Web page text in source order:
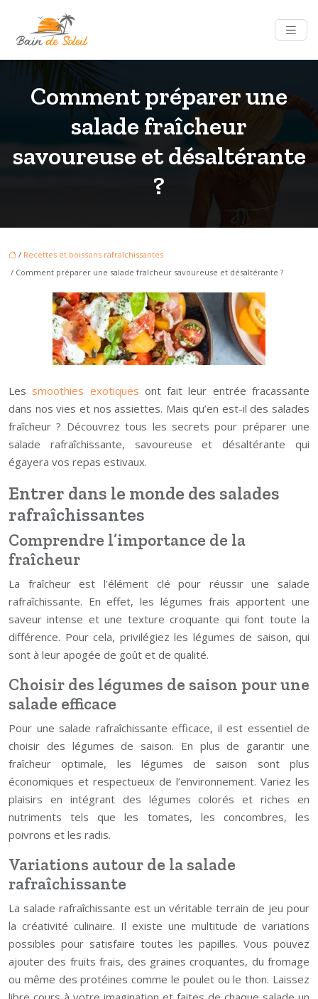
Comment préparer une
salade fraîcheur
savoureuse et désaltérante
?
/ Recettes et boissons rafraîchissantes
/ Comment préparer une salade fraîcheur savoureuse et désaltérante ?
Les smoothies exotiques ont fait leur entrée fracassante
dans nos vies et nos assiettes. Mais qu’en est-il des salades
fraîcheur ? Découvrez tous les secrets pour préparer une
salade rafraîchissante, savoureuse et désaltérante qui
égayera vos repas estivaux.
Entrer dans le monde des salades
rafraîchissantes
Comprendre l’importance de la
fraîcheur
La fraîcheur est l’élément clé pour réussir une salade
rafraîchissante. En effet, les légumes frais apportent une
saveur intense et une texture croquante qui font toute la
différence. Pour cela, privilégiez les légumes de saison, qui
sont à leur apogée de goût et de qualité.
Choisir des légumes de saison pour une
salade efficace
Pour une salade rafraîchissante efficace, il est essentiel de
choisir des légumes de saison. En plus de garantir une
fraîcheur optimale, les légumes de saison sont plus
économiques et respectueux de l’environnement. Variez les
plaisirs en intégrant des légumes colorés et riches en
nutriments tels que les tomates, les concombres, les
poivrons et les radis.
Variations autour de la salade
rafraîchissante
La salade rafraîchissante est un véritable terrain de jeu pour
la créativité culinaire. Il existe une multitude de variations
possibles pour satisfaire toutes les papilles. Vous pouvez
ajouter des fruits frais, des graines croquantes, du fromage
ou même des protéines comme le poulet ou le thon. Laissez